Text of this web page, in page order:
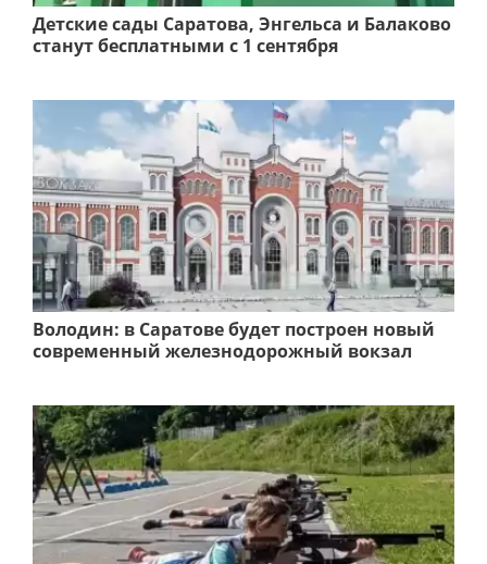
Детские сады Саратова, Энгельса и Балаково
станут бесплатными с 1 сентября
Володин: в Саратове будет построен новый
современный железнодорожный вокзал